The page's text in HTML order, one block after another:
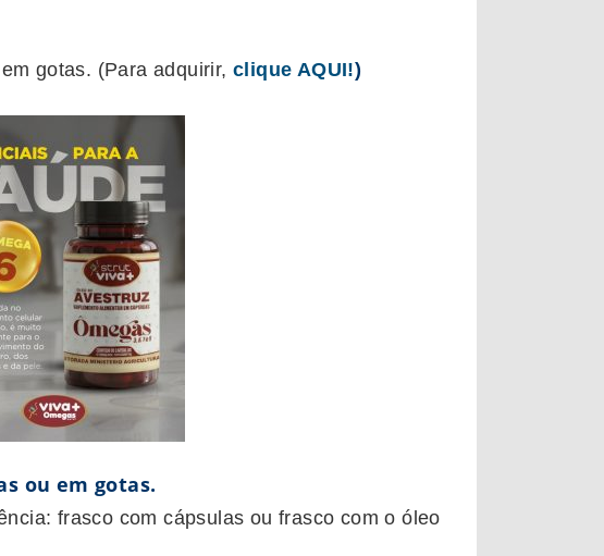
gotas. (Para adquirir, clique AQUI!)
ou em gotas.
frasco com cápsulas ou frasco com o óleo